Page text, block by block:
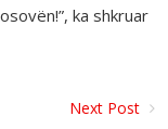
ka shkruar
Next Post